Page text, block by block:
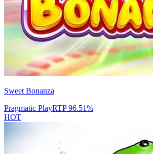
Sweet Bonanza
Pragmatic PlayRTP96.51%
HOT